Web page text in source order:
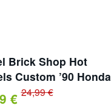
Brick Shop Hot
Custom ’90 Honda
Bauset
€24,99 €